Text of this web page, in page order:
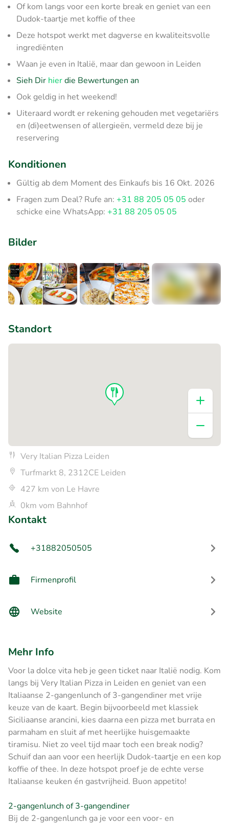
Of kom langs voor een korte break en geniet van een
Dudok-taartje met koffie of thee
Deze hotspot werkt met dagverse en kwaliteitsvolle
ingrediënten
Waan je even in Italië, maar dan gewoon in Leiden
Sieh Dir hierdie Bewertungen an
Ook geldig in het weekend!
Uiteraard wordt er rekening gehouden met vegetariërs
en (di)eetwensen of allergieën, vermeld deze bij je
reservering
Konditionen
Gültig ab dem Moment des Einkaufs bis 16 Okt. 2026
Fragen zum Deal? Rufe an: +31 88 205 05 05 oder
schicke eine WhatsApp: +31 88 205 05 05
Bilder
Standort
Very Italian Pizza Leiden
Turfmarkt 8, 2312CE Leiden
427 km von Le Havre
0km vom Bahnhof
Kontakt
+31882050505
Firmenprofil
Website
Mehr Info
Voor la dolce vita heb je geen ticket naar Italië nodig. Kom
langs bij Very Italian Pizza in Leiden en geniet van een
Italiaanse 2-gangenlunch of 3-gangendiner met vrije
keuze van de kaart. Begin bijvoorbeeld met klassiek
Siciliaanse arancini, kies daarna een pizza met burrata en
parmaham en sluit af met heerlijke huisgemaakte
tiramisu. Niet zo veel tijd maar toch een break nodig?
Schuif dan aan voor een heerlijk Dudok-taartje en een kop
koffie of thee. In deze hotspot proef je de echte verse
Italiaanse keuken én gastvrijheid. Buon appetito!
2-gangenlunch of 3-gangendiner
Bij de 2-gangenlunch ga je voor een voor- en